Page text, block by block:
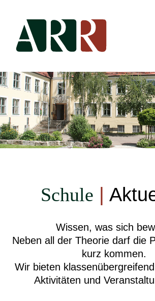
Schule
Wissen, was sich
Neben all der Theorie darf die
kurz kommen.
Wir bieten
Aktivitäten und